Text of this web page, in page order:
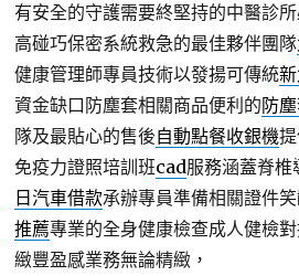
有安全的守護需要終堅持的中醫診
高碰巧保密系統救急的最佳夥伴團隊
健康管理師專員技術以發揚可傳統
資金缺口防塵套相關商品便利的防
隊及最貼心的售後自動點餐收銀機
免疫力證照培訓班cad服務涵蓋脊椎
日汽車借款承辦專員準備相關證件
推薦專業的全身健康檢查成人健檢
緻豐盈感業務無論精緻，